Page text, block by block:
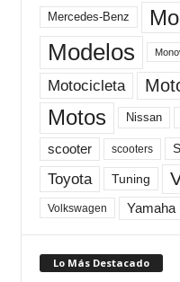
Mercedes-Benz
Modelos
Motocicleta
Motos Nissan
scooter scooters
Toyota Tuning
Volkswagen Yamaha
Lo Más Destacado